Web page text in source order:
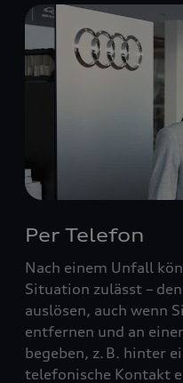
Per Telefon
Nach einem Unfall
Situation zulässt –
auslösen, auch wenn
entfernen und an
begeben, z. B. hinter
telefonische Kontakt